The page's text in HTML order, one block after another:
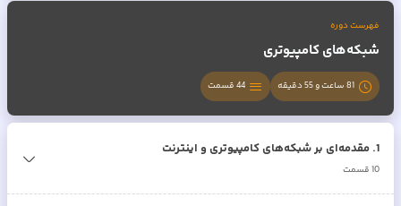
فهرست دوره
شبکه‌های کامپیوتری
81 ساعت و 55 دقیقه 44قسمت
1
. مقدمه‌ای بر شبکه‌های کامپیوتری و اینترنت
10قسمت